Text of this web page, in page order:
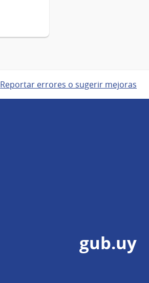
Reportar errores o sugerir mejoras
gub.uy